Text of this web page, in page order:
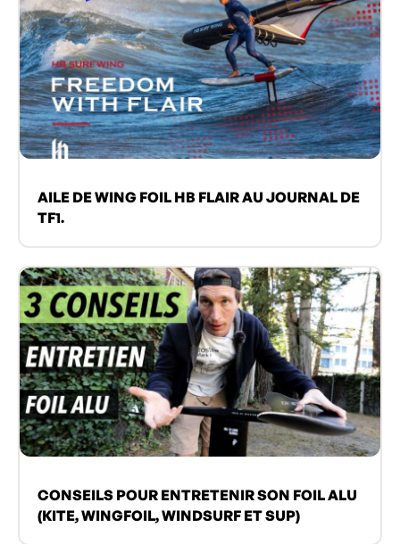
AILE DE WING FOIL HB FLAIR AU JOURNAL DE
TF1.
CONSEILS POUR ENTRETENIR SON FOIL ALU
(KITE, WINGFOIL, WINDSURF ET SUP)